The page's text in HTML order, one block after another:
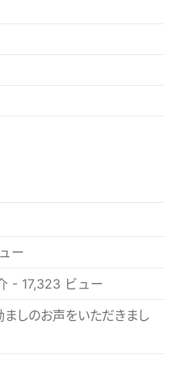
ー
- 17,323 ビュー
しのお声をいただきまし